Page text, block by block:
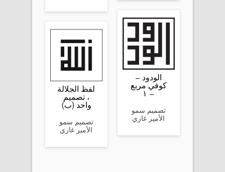
الودود –
كوفي مربع
– ١
تصميم سمو
الأمير غازي
لفظ الجلالة
، تصميم
واحد (ب)
تصميم سمو
الأمير غازي